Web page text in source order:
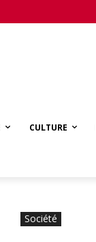
CULTURE
Société